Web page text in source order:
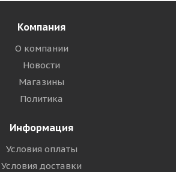
Компания
О компании
Новости
Магазины
Политика
Информация
Условия оплаты
Условия доставки